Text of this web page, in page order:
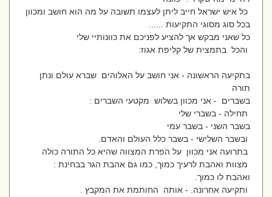
כל איש ישראל חייב ליתן לעצמו תשובה על מה הוא חושב ומכוון
בכל סוג מסוגי התקיעות ......
כל שאני מבקש אך להציע לפניכם את כוונותיי שלי
והכל בתמצית של קליפת אגוז:
בתקיעה הראשונה - אני חושב על האלוהים שברא עולם ונתן
תורה
בשברים - אני מכוון בשלוש מקטעי השברים :
תחילה - בשברי שלי
בשבר השני - בשבר עמי
ובשבר השלישי - בשבר כלל העולם והאדם.
בתרועה אני מכוון על הפרת המצווה שהיא כל התורה כולה
מצוות ואהבת לרעיך כמוך, כמו גם אהבת הגר בבחינת :
ואהבת לו כמוך.
ותקיעה אחרונה. - אותה החותמת את המקבץ .